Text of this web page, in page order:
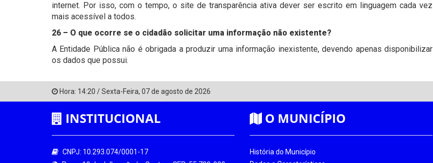
internet. Por isso, com o tempo, o site de transparência ativa dever ser escrito em linguagem cada vez
mais acessível a todos.
26 – O que ocorre se o cidadão solicitar uma informação não existente?
A Entidade Pública não é obrigada a produzir uma informação inexistente, devendo apenas disponibilizar
os dados que possui.
Hora: 14:20 /Sexta-Feira, 07 de agosto de 2026
INSTITUCIONAL
CNPJ: 10.293.074/0001-17
O MUNICÍPIO
História do Município